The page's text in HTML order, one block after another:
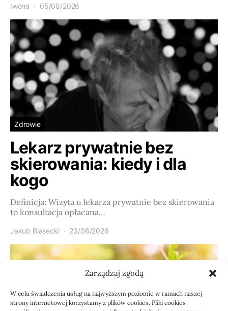
Zarządzaj zgodą
W celu świadczenia usług na najwyższym poziomie w ramach naszej
strony internetowej korzystamy z plików cookies. Pliki cookies
Iwona 05/08/2026
Zdrowie
Lekarz prywatnie bez
skierowania: kiedy i dla
kogo
Definicja: Wizyta u lekarza prywatnie bez skierowania
to konsultacja opłacana…
Jakub Biasecki 23/06/2026